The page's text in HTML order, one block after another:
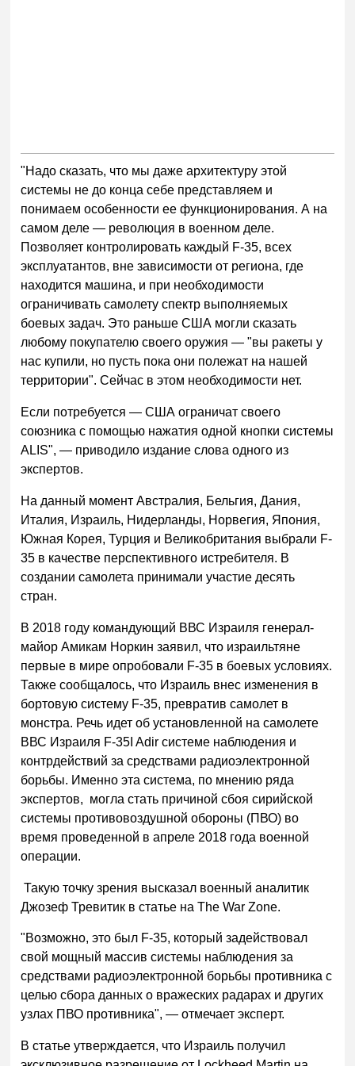
"Надо сказать, что мы даже архитектуру этой
системы не до конца себе представляем и
понимаем особенности ее функционирования. А на
самом деле — революция в военном деле.
Позволяет контролировать каждый F-35, всех
эксплуатантов, вне зависимости от региона, где
находится машина, и при необходимости
ограничивать самолету спектр выполняемых
боевых задач. Это раньше США могли сказать
любому покупателю своего оружия — "вы ракеты у
нас купили, но пусть пока они полежат на нашей
территории". Сейчас в этом необходимости нет.
Если потребуется — США ограничат своего
союзника с помощью нажатия одной кнопки системы
ALIS", — приводило издание слова одного из
экспертов.
На данный момент Австралия, Бельгия, Дания,
Италия, Израиль, Нидерланды, Норвегия, Япония,
Южная Корея, Турция и Великобритания выбрали F-
35 в качестве перспективного истребителя. В
создании самолета принимали участие десять
стран.
В 2018 году командующий ВВС Израиля генерал-
майор Амикам Норкин заявил, что израильтяне
первые в мире опробовали F-35 в боевых условиях.
Также сообщалось, что Израиль внес изменения в
бортовую систему F-35, превратив самолет в
монстра. Речь идет об установленной на самолете
ВВС Израиля F-35I Adir системе наблюдения и
контрдействий за средствами радиоэлектронной
борьбы. Именно эта система, по мнению ряда
экспертов, могла стать причиной сбоя сирийской
системы противовоздушной обороны (ПВО) во
время проведенной в апреле 2018 года военной
операции.
Такую точку зрения высказал военный аналитик
Джозеф Тревитик в статье на The War Zone.
"Возможно, это был F-35, который задействовал
свой мощный массив системы наблюдения за
средствами радиоэлектронной борьбы противника с
целью сбора данных о вражеских радарах и других
узлах ПВО противника", — отмечает эксперт.
В статье утверждается, что Израиль получил